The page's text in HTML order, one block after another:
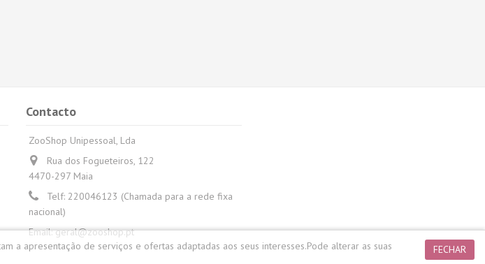
Contacto
ZooShop Unipessoal, Lda
Rua dos Fogueteiros, 122
4470-297 Maia
Telf: 220046123 (Chamada para a rede fixa
nacional)
Email:geral@zooshop.pt
FECHAR
a apresentação de serviços e ofertas adaptadas aos seus interesses.Pode alterar as suas